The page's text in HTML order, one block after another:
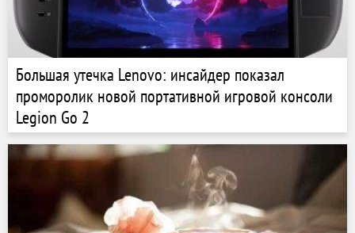
Большая утечка Lenovo: инсайдер показал
проморолик новой портативной игровой консоли
Legion Go 2